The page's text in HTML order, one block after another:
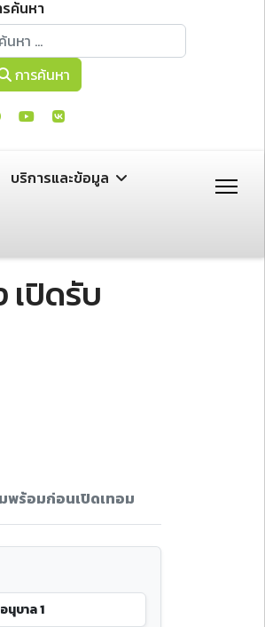
ค้นหา
ค้นหา
การค้นหา
บริการและข้อมูล
เปิดรับ
พร้อมก่อนเปิดเทอม
นุบาล 1